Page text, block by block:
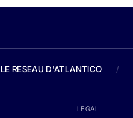
LE RESEAU D'ATLANTICO /
LEGAL